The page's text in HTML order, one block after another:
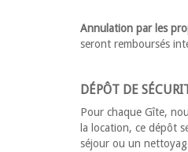
Annulation par les
seront remboursés
DÉPÔT DE
Pour chaque Gîte,
la location, ce dépôt
séjour ou un